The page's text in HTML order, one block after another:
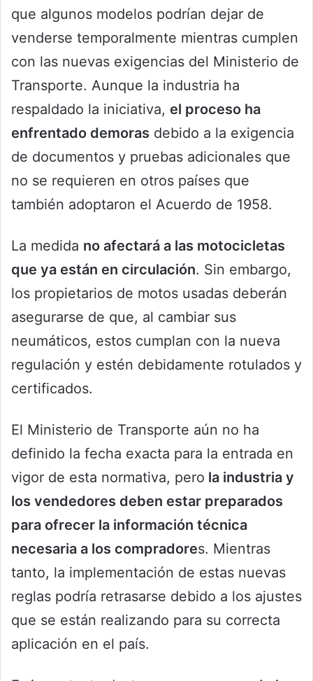
que algunos modelos podrían dejar de
venderse temporalmente mientras cumplen
con las nuevas exigencias del Ministerio de
Transporte. Aunque la industria ha
respaldado la iniciativa, el proceso ha
enfrentado demoras debido a la exigencia
de documentos y pruebas adicionales que
no se requieren en otros países que
también adoptaron el Acuerdo de 1958.
La medida no afectará a las motocicletas
que ya están en circulación. Sin embargo,
los propietarios de motos usadas deberán
asegurarse de que, al cambiar sus
neumáticos, estos cumplan con la nueva
regulación y estén debidamente rotulados y
certificados.
El Ministerio de Transporte aún no ha
definido la fecha exacta para la entrada en
vigor de esta normativa, pero la industria y
los vendedores deben estar preparados
para ofrecer la información técnica
necesaria a los compradores. Mientras
tanto, la implementación de estas nuevas
reglas podría retrasarse debido a los ajustes
que se están realizando para su correcta
aplicación en el país.